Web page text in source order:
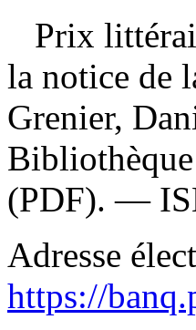
Prix
la notice de
Grenier,
(PDF). —
Adresse
https://